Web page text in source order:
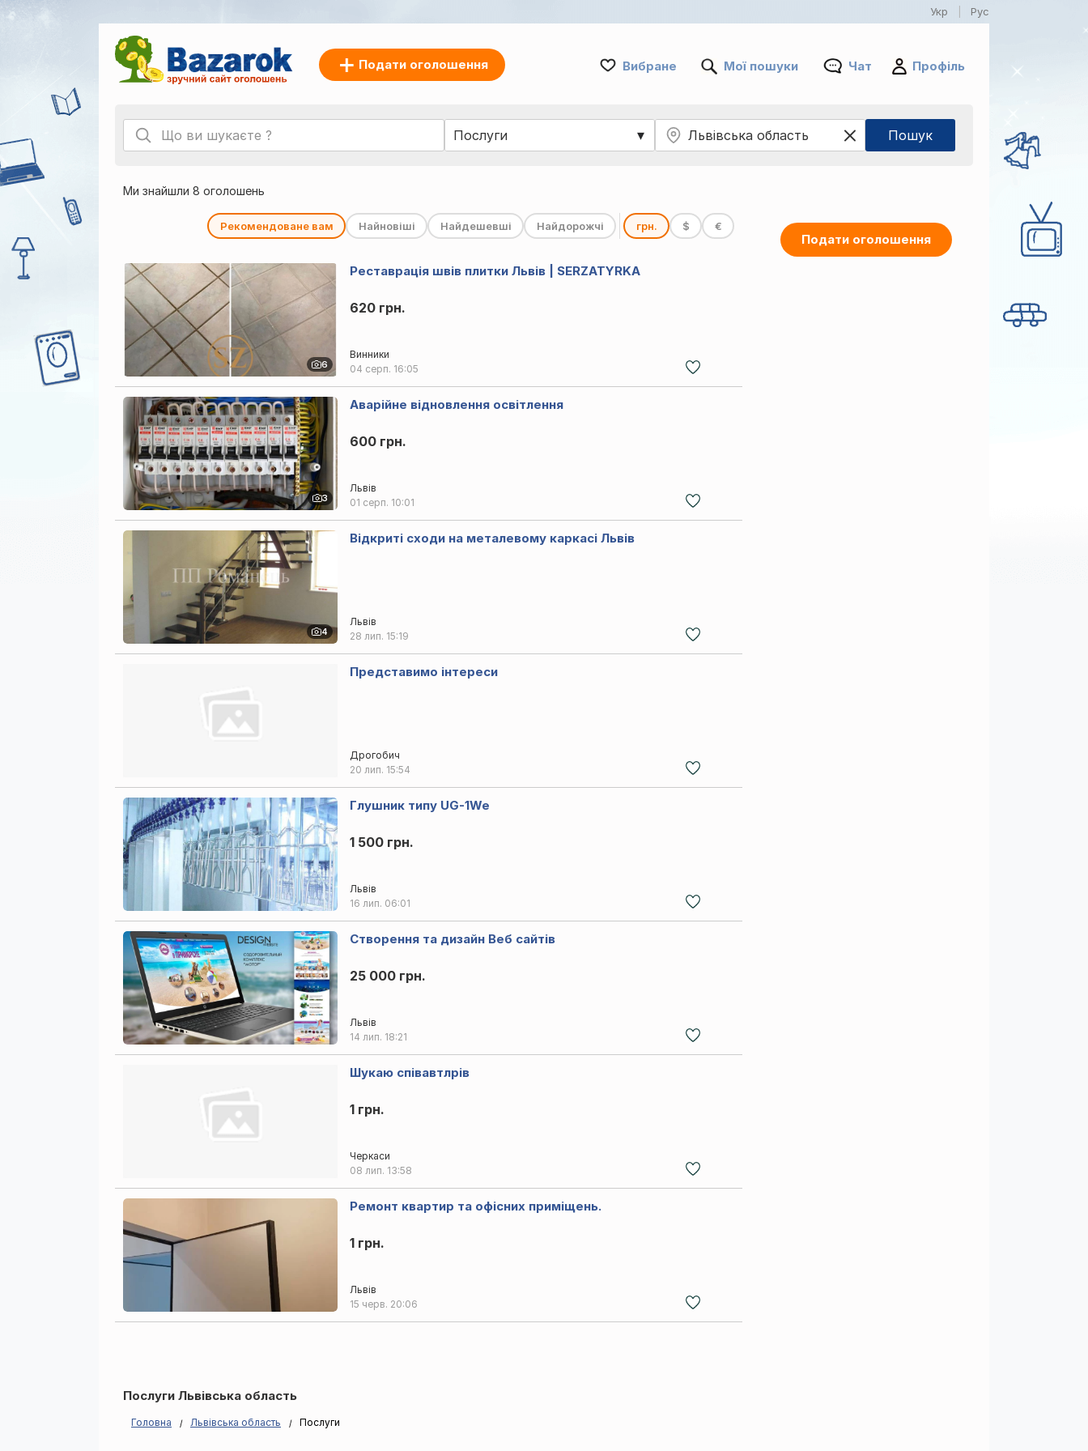
Укр Рус
Подати оголошення Вибране Мої пошуки Чат Профіль
Ми знайшли 8 оголошень
Рекомендоване вам Найновіші Найдешевші Найдорожчі грн. $ €
6
Реставрація швів плитки Львів | SERZATYRKA
620 грн.
Винники
04 серп. 16:05
3
Аварійне відновлення освітлення
600 грн.
Львів
01 серп. 10:01
4
Відкриті сходи на металевому каркасі Львів
Львів
28 лип. 15:19
Представимо інтереси
Дрогобич
20 лип. 15:54
Глушник типу UG-1We
1 500 грн.
Львів
16 лип. 06:01
Створення та дизайн Веб сайтів
25 000 грн.
Львів
14 лип. 18:21
Шукаю співавтлрів
1 грн.
Черкаси
08 лип. 13:58
Ремонт квартир та офісних приміщень.
1 грн.
Львів
15 черв. 20:06
Послуги Львівська область
Головна Львівська область Послуги
Подати оголошення